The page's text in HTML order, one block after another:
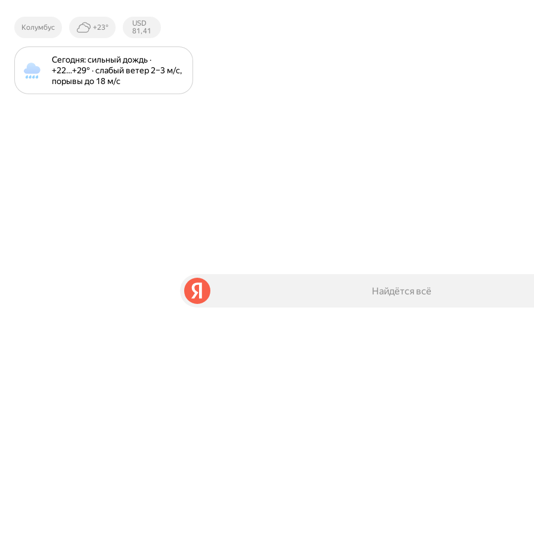
Колумбус +23°
Курсы ЦБ
РФ
USD
81,41
Сегодня: сильный дождь ·
+22⁠…⁠+29⁠° · слабый ветер 2⁠–⁠3 м⁠/⁠с,
порывы до 18 м⁠/⁠с